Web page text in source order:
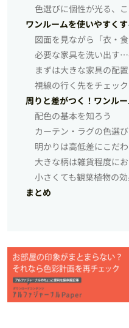
色選びに個性が光る、
ワンルームを使いやすく
図面を見ながら「衣・
必要な家具を洗い出す
まずは大きな家具の配
視線の行く先をチェック
周りと差がつく！ワンル
配色の基本を知ろう
カーテン・ラグの色選
明かりは高低差にこだ
大きな柄は雑貨程度に
小さくても観葉植物の
まとめ